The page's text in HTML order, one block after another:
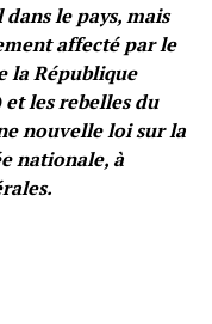
le pays, mais
affecté par le
la République
les rebelles du
nouvelle loi sur la
nationale, à